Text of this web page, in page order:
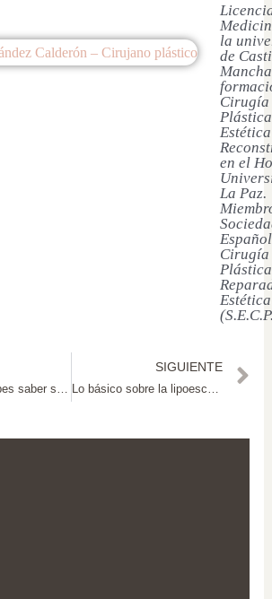
la
de
Cirugía
en el
La Paz.
Cirugía
Estética
SIGUIENTE